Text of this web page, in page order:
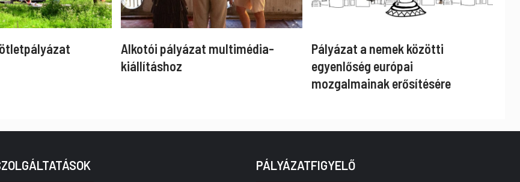
Alkotói pályázat multimédia-
kiállításhoz
Pályázat a nemek közötti
egyenlőség európai
mozgalmainak erősítésére
PÁLYÁZATFIGYELŐ